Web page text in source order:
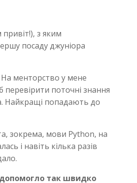
з яким
посаду джуніора
менторство у мене
перевірити поточні знання
Найкращі попадають до
зокрема, мови Python, на
і навіть кілька разів
допомогло так швидко